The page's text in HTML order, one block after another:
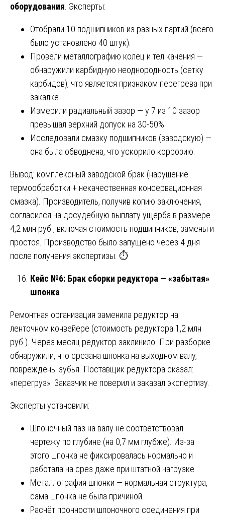
оборудования . Эксперты:
Отобрали 10 подшипников из разных партий (всего
было установлено 40 штук).
Провели металлографию колец и тел качения —
обнаружили карбидную неоднородность (сетку
карбидов), что является признаком перегрева при
закалке.
Измерили радиальный зазор — у 7 из 10 зазор
превышал верхний допуск на 30-50%.
Исследовали смазку подшипников (заводскую) —
она была обводнена, что ускорило коррозию.
Вывод: комплексный заводской брак (нарушение
термообработки + некачественная консервационная
смазка). Производитель, получив копию заключения,
согласился на досудебную выплату ущерба в размере
4,2 млн руб., включая стоимость подшипников, замены и
простоя. Производство было запущено через 4 дня
после получения экспертизы. ⏱️
Кейс №6: Брак сборки редуктора — «забытая»
шпонка
Ремонтная организация заменила редуктор на
ленточном конвейере (стоимость редуктора 1,2 млн
руб.). Через месяц редуктор заклинило. При разборке
обнаружили, что срезана шпонка на выходном валу,
повреждены зубья. Поставщик редуктора сказал:
«перегруз». Заказчик не поверил и заказал экспертизу.
Эксперты установили:
Шпоночный паз на валу не соответствовал
чертежу по глубине (на 0,7 мм глубже). Из-за
этого шпонка не фиксировалась нормально и
работала на срез даже при штатной нагрузке.
Металлография шпонки — нормальная структура,
сама шпонка не была причиной.
Расчёт прочности шпоночного соединения при